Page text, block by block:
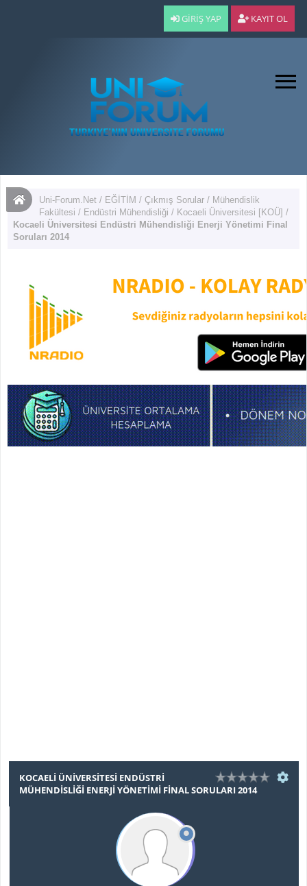
GIRIŞ YAP KAYIT OL
Uni-Forum.Net / EĞİTİM /Çıkmış Sorular / Mühendislik
Fakültesi / Endüstri Mühendisliği / Kocaeli Üniversitesi [KOÜ] /
Kocaeli Üniversitesi Endüstri Mühendisliği Enerji Yönetimi Final
Soruları 2014
KOCAELI ÜNIVERSITESI ENDÜSTRI
MÜHENDISLIĞI ENERJI YÖNETIMI FINAL SORULARI 2014